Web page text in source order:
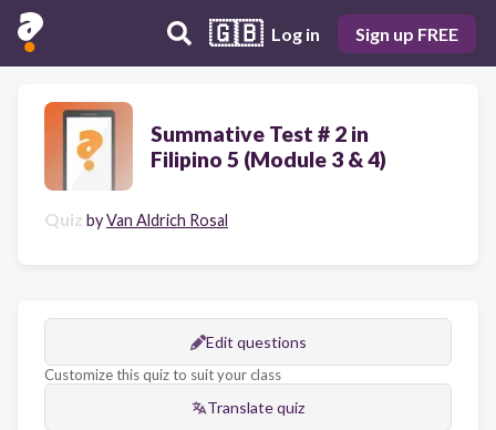
🇬🇧 Log in Sign up FREE
Summative Test # 2 in
Filipino 5 (Module 3 & 4)
Quiz byVan Aldrich Rosal
Edit questions
Customize this quiz to suit your class
Translate quiz